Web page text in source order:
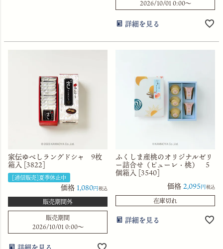
2026/10/01 0:00〜
詳細を見る
家伝ゆべしラングドシャ 9枚
箱入 [3822]
[通信販売]夏季休止中
価格 1,080 税込
販売期間外
販売期間
2026/10/01 0:00〜
ふくしま産桃のオリジナルゼリ
ー詰合せ（ピューレ・桃） 5
個箱入 [3540]
価格2,095 税込
在庫切れ
詳細を見る